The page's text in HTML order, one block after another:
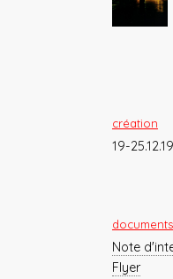
création
19-
Note
Flyer